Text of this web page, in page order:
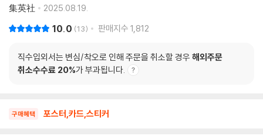
集英社
2025.08.19.
10.0 13 판매지수 1,812
직수입외서는 변심/착오로 인해 주문을 취소할 경우 해외주문
취소수수료 20%가 부과됩니다.
구매혜택 포스터,카드,스티커